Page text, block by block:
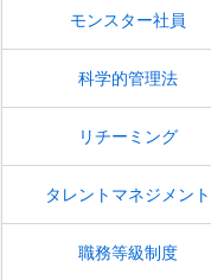
モンスター社員
科学的管理法
リチーミング
タレントマネジメント
職務等級制度